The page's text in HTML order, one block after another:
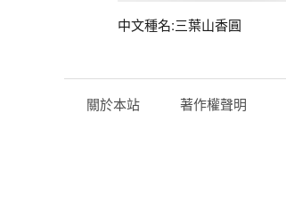
中文種名:三葉山香圓
關於本站 著作權聲明